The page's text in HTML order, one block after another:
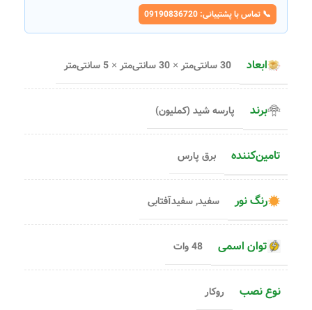
📞 تماس با پشتیبانی: 09190836720
ابعاد 30 سانتی‌متر × 30 سانتی‌متر × 5 سانتی‌متر
برند پارسه شید (کملیون)
تامین‌کننده برق پارس
رنگ نور سفید,سفیدآفتابی
توان اسمی 48 وات
نوع نصب روکار